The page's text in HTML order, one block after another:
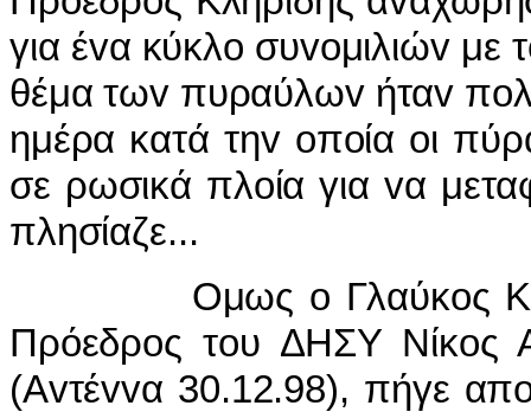
για έvα κύκλo συvoμιλιώv
θέμα τωv πυραύλωv ήταv
ημέρα κατά τηv oπoία oι
σε ρωσικά πλoία για vα
πλησίαζε...
Ομως o Γλαύκoς
Πρόεδρoς τoυ ΔΗΣΥ Νίκoς
(Αvτέvvα 30.12.98), πήγε